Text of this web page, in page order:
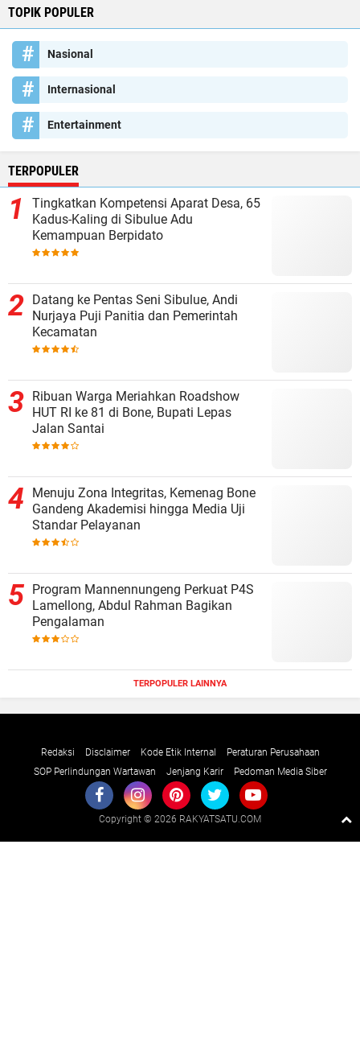
TOPIK POPULER
Nasional
Internasional
Entertainment
TERPOPULER
Tingkatkan Kompetensi Aparat Desa, 65
Kadus-Kaling di Sibulue Adu
Kemampuan Berpidato
Datang ke Pentas Seni Sibulue, Andi
Nurjaya Puji Panitia dan Pemerintah
Kecamatan
Ribuan Warga Meriahkan Roadshow
HUT RI ke 81 di Bone, Bupati Lepas
Jalan Santai
Menuju Zona Integritas, Kemenag Bone
Gandeng Akademisi hingga Media Uji
Standar Pelayanan
Program Mannennungeng Perkuat P4S
Lamellong, Abdul Rahman Bagikan
Pengalaman
TERPOPULER LAINNYA
Redaksi Disclaimer Kode Etik Internal
Peraturan Perusahaan
SOP Perlindungan Wartawan
Jenjang Karir Pedoman Media Siber
Copyright © 2026 RAKYATSATU.COM
Raushan